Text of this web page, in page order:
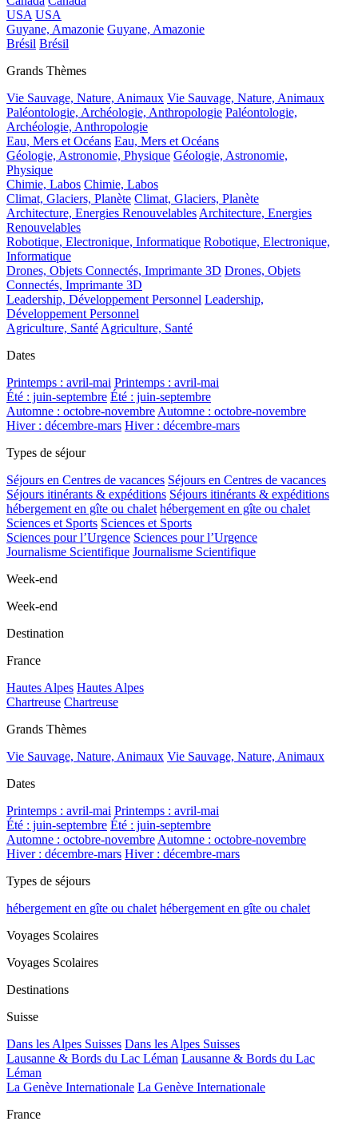
USA USA
Guyane, Amazonie Guyane, Amazonie
Brésil Brésil
Grands Thèmes
Vie Sauvage, Nature, Animaux Vie Sauvage, Nature, Animaux
Paléontologie, Archéologie, Anthropologie Paléontologie,
Archéologie, Anthropologie
Eau, Mers et Océans Eau, Mers et Océans
Géologie, Astronomie, Physique Géologie, Astronomie,
Physique
Chimie, Labos Chimie, Labos
Climat, Glaciers, Planète Climat, Glaciers, Planète
Architecture, Energies Renouvelables Architecture, Energies
Renouvelables
Robotique, Electronique, Informatique Robotique, Electronique,
Informatique
Drones, Objets Connectés, Imprimante 3D Drones, Objets
Connectés, Imprimante 3D
Leadership, Développement Personnel Leadership,
Développement Personnel
Agriculture, Santé Agriculture, Santé
Dates
Printemps : avril-mai Printemps : avril-mai
Été : juin-septembre Été : juin-septembre
Automne : octobre-novembre Automne : octobre-novembre
Hiver : décembre-mars Hiver : décembre-mars
Types de séjour
Séjours en Centres de vacances Séjours en Centres de vacances
Séjours itinérants & expéditions Séjours itinérants & expéditions
hébergement en gîte ou chalet hébergement en gîte ou chalet
Sciences et Sports Sciences et Sports
Sciences pour l’Urgence Sciences pour l’Urgence
Journalisme Scientifique Journalisme Scientifique
Week-end
Week-end
Destination
France
Hautes Alpes Hautes Alpes
Chartreuse Chartreuse
Grands Thèmes
Vie Sauvage, Nature, Animaux Vie Sauvage, Nature, Animaux
Dates
Printemps : avril-mai Printemps : avril-mai
Été : juin-septembre Été : juin-septembre
Automne : octobre-novembre Automne : octobre-novembre
Hiver : décembre-mars Hiver : décembre-mars
Types de séjours
hébergement en gîte ou chalet hébergement en gîte ou chalet
Voyages Scolaires
Voyages Scolaires
Destinations
Suisse
Dans les Alpes Suisses Dans les Alpes Suisses
Lausanne & Bords du Lac Léman Lausanne & Bords du Lac
Léman
La Genève Internationale La Genève Internationale
France